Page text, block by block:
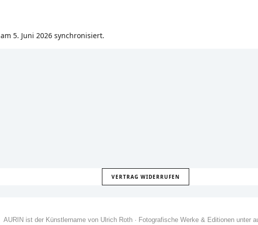
am 5. Juni 2026 synchronisiert.
VERTRAG WIDERRUFEN
AURIN ist der Künstlername von Ulrich Roth · Fotografische Werke & Editionen unter